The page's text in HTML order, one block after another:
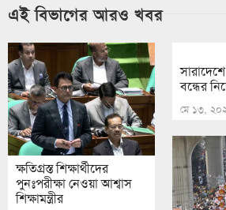
এই বিভাগের আরও খবর
ক্ষতিগ্রস্ত শিক্ষার্থীদের
পুনঃপরীক্ষা নেওয়া আশ্বাস
শিক্ষামন্ত্রীর
বন্ধের
মে ১৩,